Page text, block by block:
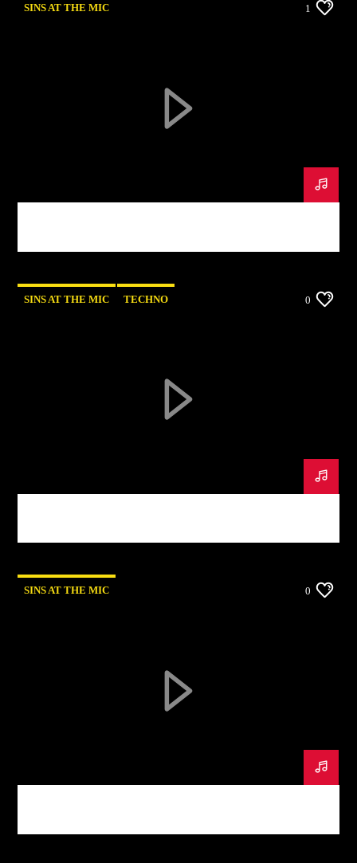
SINS AT THE MIC 1
SINS AT THE MIC TECHNO 0
SINS AT THE MIC 0